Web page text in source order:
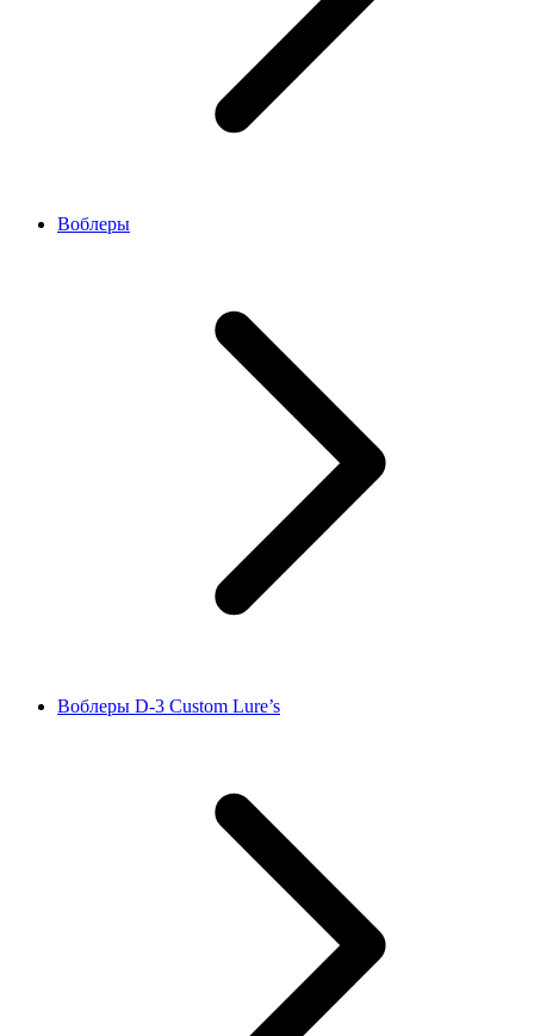
Воблеры
Воблеры D‑3 Custom Lure’s